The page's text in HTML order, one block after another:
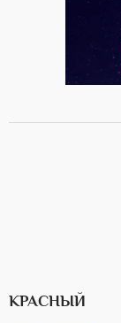
КРАСНЫЙ